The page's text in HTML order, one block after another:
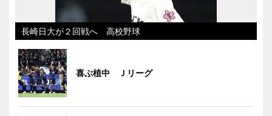
長崎日大が２回戦へ 高校野球
喜ぶ植中 Ｊリーグ